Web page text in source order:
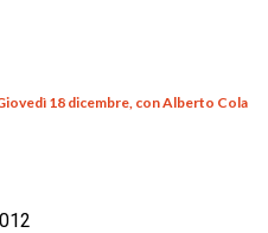
18 dicembre, con Alberto Cola